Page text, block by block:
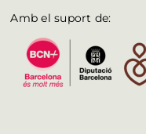
Amb el suport de: